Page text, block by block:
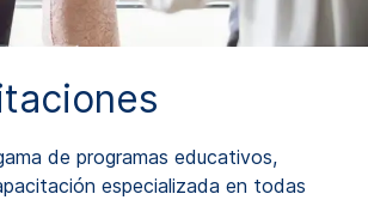
de programas educativos,
especializada en todas